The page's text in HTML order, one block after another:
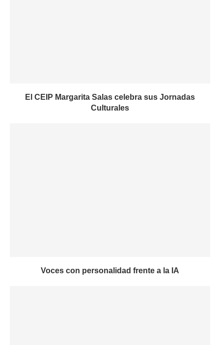
El CEIP Margarita Salas celebra sus Jornadas
Culturales
Voces con personalidad frente a la IA